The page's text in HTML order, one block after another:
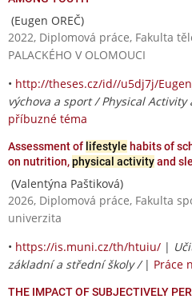
(Eugen OREČ)
2022, Diplomová práce, Fakulta
PALACKÉHO V OLOMOUCI
• http://theses.cz/id//u5dj7j/
výchova a sport / Physical Activity
příbuzné téma
Assessment of lifestyle habits of
on nutrition,physical activityand
(Valentýna Paštiková)
2026, Diplomová práce, Fakulta
univerzita
• https://is.muni.cz/th/htuiu/ |
základní a střední školy / | Práce
THE IMPACT OF SUBJECTIVELY